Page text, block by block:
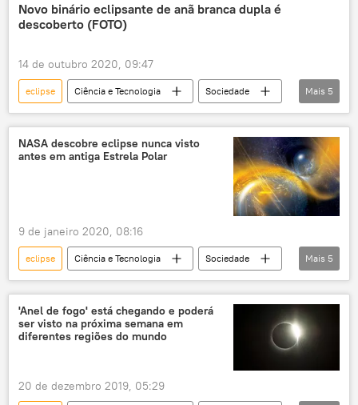
Novo binário eclipsante de anã branca dupla é
descoberto (FOTO)
14 de outubro 2020, 09:47
eclipse Ciência e Tecnologia
Sociedade
Notícias
astrônomo
estudo
estrelas
estrela anã
Mais 5
NASA descobre eclipse nunca visto
antes em antiga Estrela Polar
9 de janeiro 2020, 08:16
eclipse Ciência e Tecnologia
Sociedade
Notícias
estrelas
Pirâmide
telescópio
NASA
Mais 5
'Anel de fogo' está chegando e poderá
ser visto na próxima semana em
diferentes regiões do mundo
20 de dezembro 2019, 05:29